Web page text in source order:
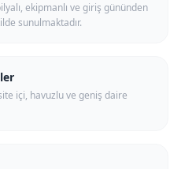
ekipmanlı ve giriş gününden
sunulmaktadır.
içi, havuzlu ve geniş daire